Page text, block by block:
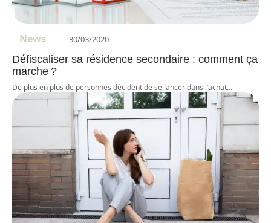
News 30/03/2020
Défiscaliser sa résidence secondaire : comment ça
marche ?
De plus en plus de personnes décident de se lancer dans l’achat…